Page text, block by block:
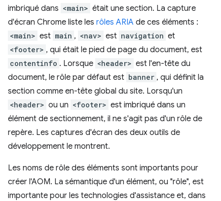
imbriqué dans <main> était une section. La capture
d'écran Chrome liste les rôles ARIA de ces éléments :
<main> est main , <nav> est navigation et
<footer> , qui était le pied de page du document, est
contentinfo . Lorsque <header> est l'en-tête du
document, le rôle par défaut est banner , qui définit la
section comme en-tête global du site. Lorsqu'un
<header> ou un <footer> est imbriqué dans un
élément de sectionnement, il ne s'agit pas d'un rôle de
repère. Les captures d'écran des deux outils de
développement le montrent.
Les noms de rôle des éléments sont importants pour
créer l'AOM. La sémantique d'un élément, ou "rôle", est
importante pour les technologies d'assistance et, dans